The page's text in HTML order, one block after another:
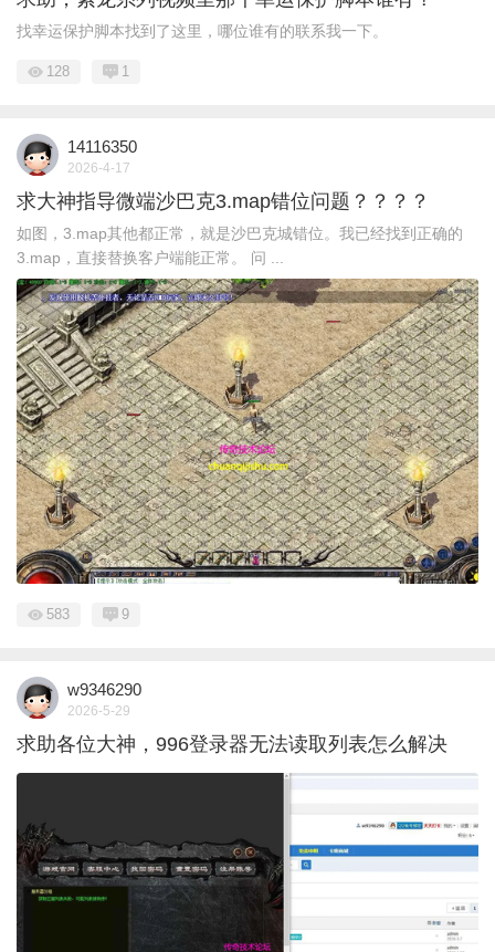
找幸运保护脚本找到了这里，哪位谁有的联系我一下。
128 1
14116350
2026-4-17
求大神指导微端沙巴克3.map错位问题？？？？
如图，3.map其他都正常，就是沙巴克城错位。我已经找到正确的
3.map，直接替换客户端能正常。 问 ...
583 9
w9346290
2026-5-29
求助各位大神，996登录器无法读取列表怎么解决